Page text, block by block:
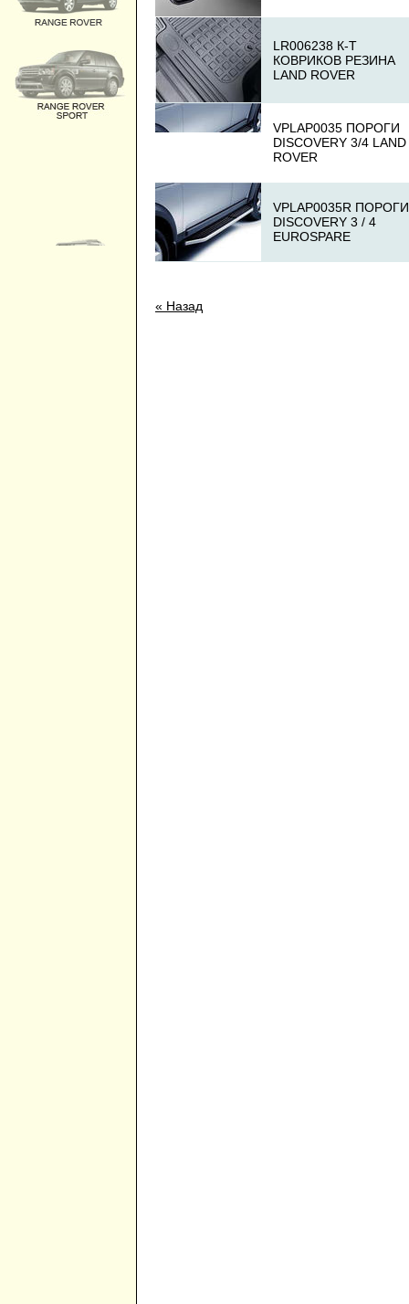
LR006238 К-Т
КОВРИКОВ РЕЗИНА
LAND ROVER
VPLAP0035 ПОРОГИ
DISCOVERY 3/4 LAND
ROVER
VPLAP0035R ПОРОГИ
DISCOVERY 3 / 4
EUROSPARE
« Назад